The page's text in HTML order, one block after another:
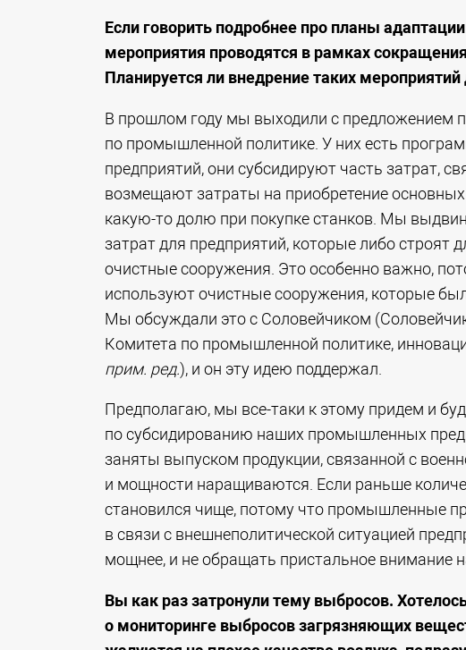
Если говорить подробнее про планы
мероприятия проводятся в рамках
Планируется ли внедрение таких
В прошлом году мы выходили с предложением
по промышленной политике. У них есть
предприятий, они субсидируют часть затрат,
возмещают затраты на приобретение
какую-то долю при покупке станков. Мы
затрат для предприятий, которые либо строят
очистные сооружения. Это особенно важно,
используют очистные сооружения, которые
Мы обсуждали это с Соловейчиком
Комитета по промышленной политике,
прим. ред.), и он эту идею поддержал.
Предполагаю, мы все-таки к этому придем и
по субсидированию наших промышленных
заняты выпуском продукции, связанной с
и мощности наращиваются. Если раньше
становился чище, потому что промышленные
в связи с внешнеполитической ситуацией
мощнее, и не обращать пристальное внимание
Вы как раз затронули тему выбросов.
о мониторинге выбросов загрязняющих